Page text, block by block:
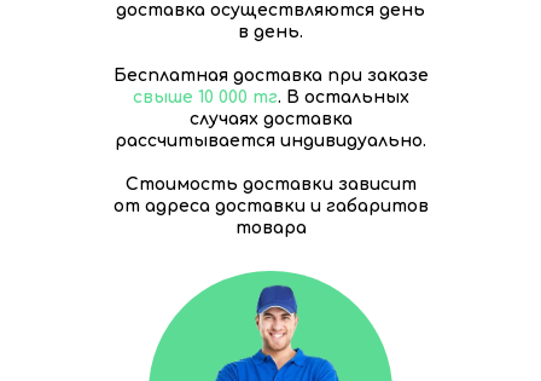
доставка осуществляются день
в день.
Бесплатная доставка при заказе
свыше 10 000 тг. В остальных
случаях доставка
рассчитывается индивидуально.
Стоимость доставки зависит
от адреса доставки и габаритов
товара